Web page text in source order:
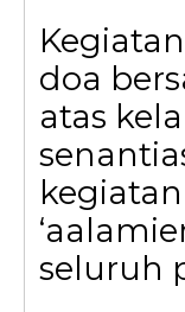
doa
atas
seluruh